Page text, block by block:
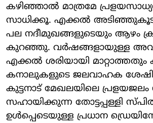
കഴിഞ്ഞാൽ മാത്രമേ
സാധിക്കൂ. എക്കൽ
പല നദീമുഖങ്ങളുടെയും ആഴം
കുറഞ്ഞു. വർഷങ്ങളായുള്ള
എക്കൽ ശരിയായി മാറ്റാത്തതും
കനാലുകളുടെ ജലവാഹക ശേഷി
കുട്ടനാട് മേഖലയിലെ പ്രളയജലം
സഹായിക്കുന്ന തോട്ടപ്പള്ളി
ഉൾപ്പെടെയുള്ള പ്രധാന